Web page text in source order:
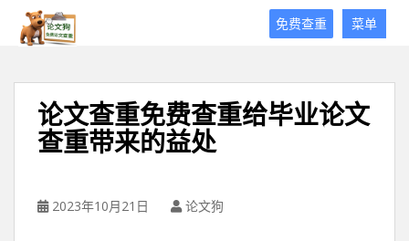
菜单
免费查重
论文查重免费查重给毕业论文
查重带来的益处
2023年10月21日 论文狗